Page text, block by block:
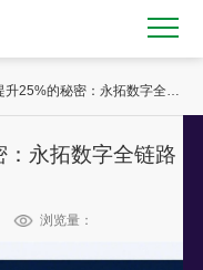
升25%的秘密：永拓数字全链
永拓数字全链路
浏览量：